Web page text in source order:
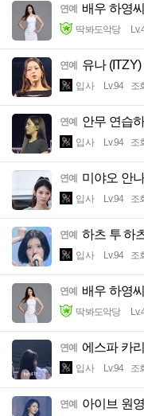
연예 배우 하영
딱봐도악당
연예 유나 (ITZY)
입사 Lv.94 조
연예 안무 연습
입사 Lv.94 조
연예 미야오 안
입사 Lv.94 조
연예 하츠 투 하
입사 Lv.94 조
연예 배우 하영
딱봐도악당
연예 에스파 카
입사 Lv.94 조
연예 아이브 원영